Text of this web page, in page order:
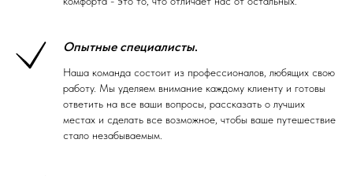
Опытные специалисты.
Наша команда состоит из профессионалов, любящих свою
работу. Мы уделяем внимание каждому клиенту и готовы
ответить на все ваши вопросы, рассказать о лучших
местах и сделать все возможное, чтобы ваше путешествие
стало незабываемым.